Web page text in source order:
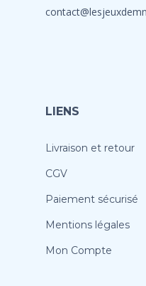
LIENS
Livraison et retour
CGV
Paiement sécurisé
Mentions légales
Mon Compte